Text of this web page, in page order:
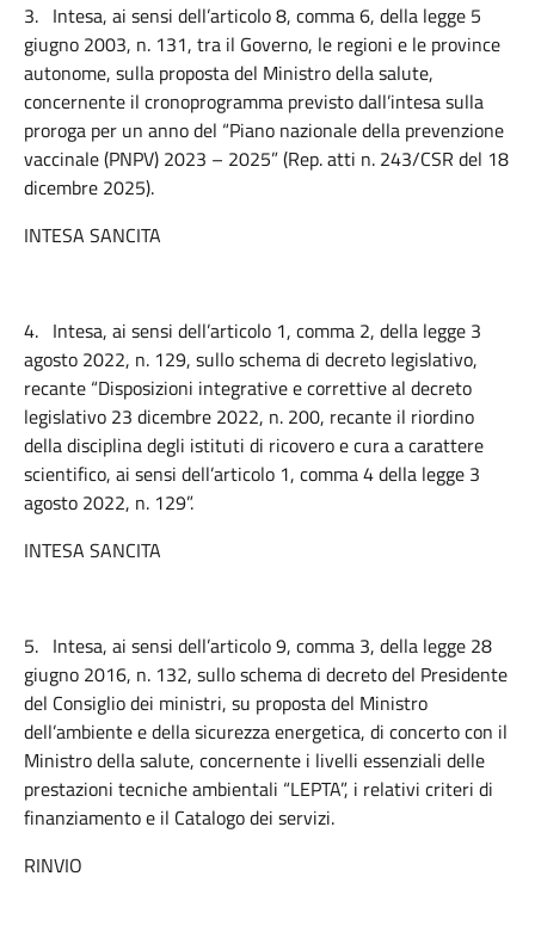
3. Intesa, ai sensi dell’articolo 8, comma 6, della legge 5
giugno 2003, n. 131, tra il Governo, le regioni e le province
autonome, sulla proposta del Ministro della salute,
concernente il cronoprogramma previsto dall’intesa sulla
proroga per un anno del “Piano nazionale della prevenzione
vaccinale (PNPV) 2023 – 2025” (Rep. atti n. 243/CSR del 18
dicembre 2025).
INTESA SANCITA
4. Intesa, ai sensi dell’articolo 1, comma 2, della legge 3
agosto 2022, n. 129, sullo schema di decreto legislativo,
recante “Disposizioni integrative e correttive al decreto
legislativo 23 dicembre 2022, n. 200, recante il riordino
della disciplina degli istituti di ricovero e cura a carattere
scientifico, ai sensi dell’articolo 1, comma 4 della legge 3
agosto 2022, n. 129”.
INTESA SANCITA
5. Intesa, ai sensi dell’articolo 9, comma 3, della legge 28
giugno 2016, n. 132, sullo schema di decreto del Presidente
del Consiglio dei ministri, su proposta del Ministro
dell’ambiente e della sicurezza energetica, di concerto con il
Ministro della salute, concernente i livelli essenziali delle
prestazioni tecniche ambientali “LEPTA”, i relativi criteri di
finanziamento e il Catalogo dei servizi.
RINVIO